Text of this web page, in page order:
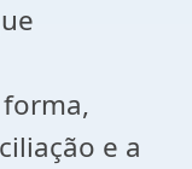
e a